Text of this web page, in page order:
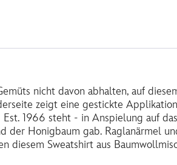
nicht davon abhalten, auf
zeigt eine gestickte
1966 steht - in Anspielung auf
der Honigbaum gab. Raglanärmel
diesem Sweatshirt aus